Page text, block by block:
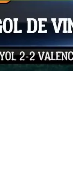
juego,
en el
si el gol